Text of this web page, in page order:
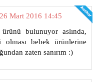
26 Mart 2016 14:45
bulunuyor aslında,
bebek ürünlerine
zaten sanırım :)